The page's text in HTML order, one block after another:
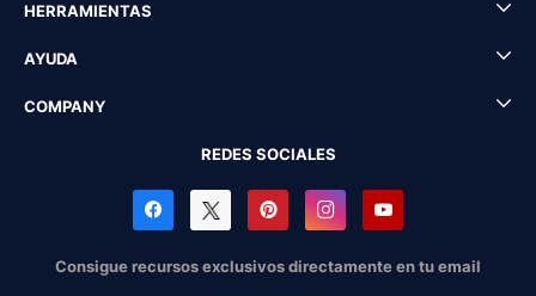
HERRAMIENTAS
AYUDA
COMPANY
REDES SOCIALES
Consigue recursos exclusivos directamente en tu email